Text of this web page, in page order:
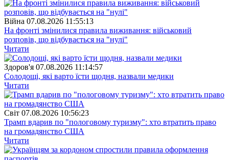
Війна 07.08.2026 11:55:13
На фронті змінилися правила виживання: військовий
розповів, що відбувається на "нулі"
Читати
Здоров'я 07.08.2026 11:14:57
Солодощі, які варто їсти щодня, назвали медики
Читати
Свiт 07.08.2026 10:56:23
Трамп вдарив по "пологовому туризму": хто втратить право
на громадянство США
Читати